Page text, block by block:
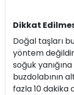
Dikkat
Doğal taşları
yöntem
soğuk
buzdolabının
fazla 10 dakika